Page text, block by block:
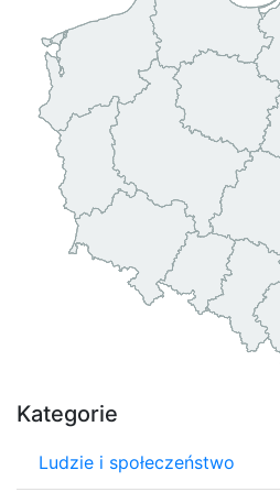
Kategorie
Ludzie i społeczeństwo